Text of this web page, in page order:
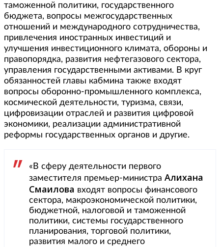
таможенной политики, государственного
бюджета, вопросы межгосударственных
отношений и международного сотрудничества,
привлечения иностранных инвестиций и
улучшения инвестиционного климата, обороны и
правопорядка, развития нефтегазового сектора,
управления государственными активами. В круг
обязанностей главы кабмина также входят
вопросы оборонно-промышленного комплекса,
космической деятельности, туризма, связи,
цифровизации отраслей и развития цифровой
экономики, реализации административной
реформы государственных органов и другие.
«В сферу деятельности первого
заместителя премьер-министра Алихана
Смаилова входят вопросы финансового
сектора, макроэкономической политики,
бюджетной, налоговой и таможенной
политики, системы государственного
планирования, торговой политики,
развития малого и среднего